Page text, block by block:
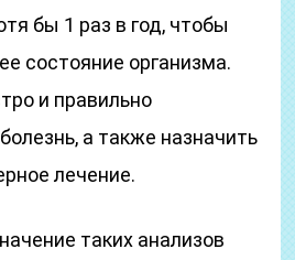
бы 1 раз в год, чтобы
состояние организма.
и правильно
а также назначить
лечение.
таких анализов